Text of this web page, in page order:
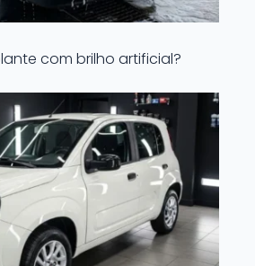
com brilho artificial?